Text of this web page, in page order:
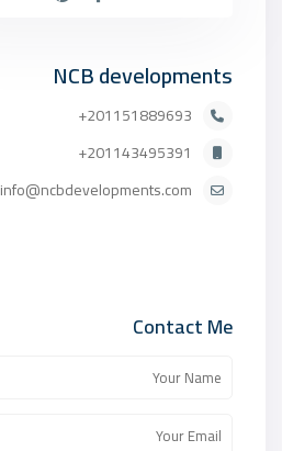
NCB developments
201151889693+
201143495391+
info@ncbdevelopments.com
Contact Me